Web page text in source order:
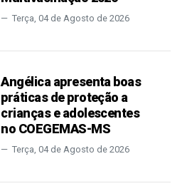
Terça, 04 de Agosto de 2026
Angélica apresenta boas
práticas de proteção a
crianças e adolescentes
no COEGEMAS-MS
Terça, 04 de Agosto de 2026